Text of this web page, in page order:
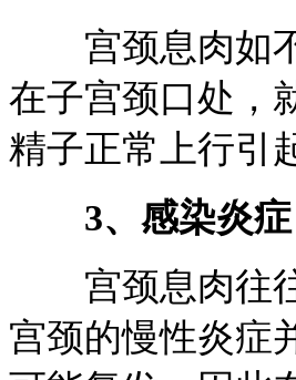
宫颈息肉如不
在子宫颈口处，
精子正常上行引
3、感染炎症
宫颈息肉往往
宫颈的慢性炎症